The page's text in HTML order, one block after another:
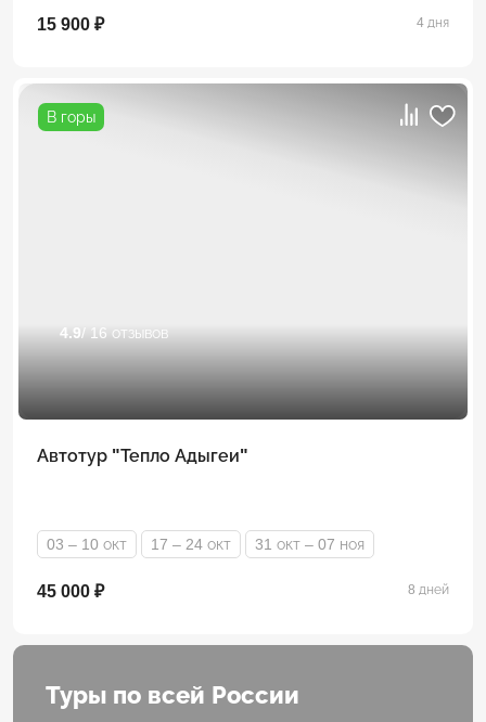
15 900 ₽ 4 дня
В горы
4.9 / 16 отзывов
Автотур "Тепло Адыгеи"
03 – 10 окт 17 – 24 окт 31 окт – 07 ноя
45 000 ₽ 8 дней
Туры по всей России